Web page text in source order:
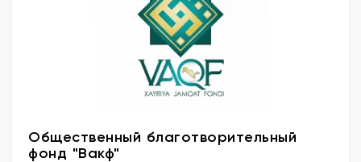
Общественный благотворительный
фонд "Вакф"